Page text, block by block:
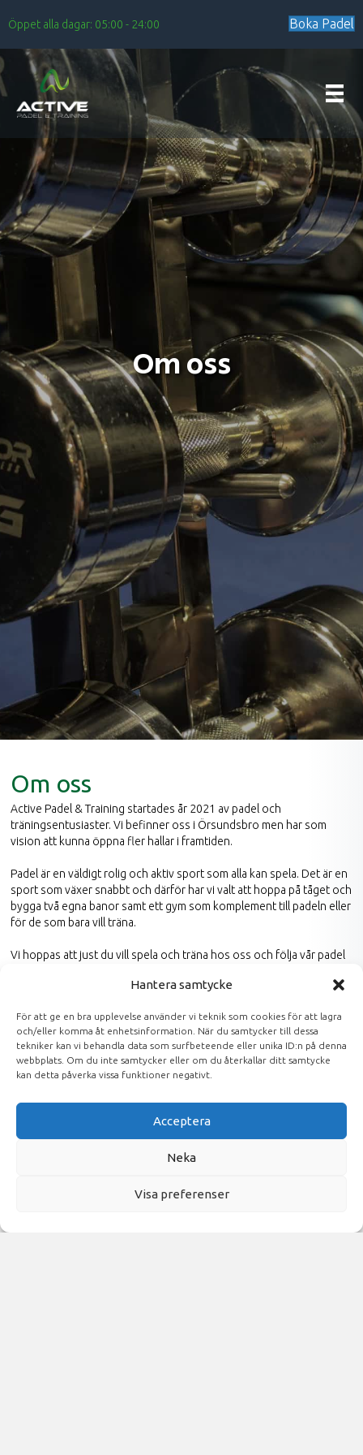
Hantera samtycke
För att ge en bra upplevelse använder vi teknik som cookies för att lagra
och/eller komma åt enhetsinformation. När du samtycker till dessa
tekniker kan vi behandla data som surfbeteende eller unika ID:n på denna
webbplats. Om du inte samtycker eller om du återkallar ditt samtycke
kan detta påverka vissa funktioner negativt.
Acceptera
Neka
Visa preferenser
Öppet alla dagar: 05:00 - 24:00 Boka Padel
Om oss
Om oss
Active Padel & Training startades år 2021 av padel och
träningsentusiaster. Vi befinner oss i Örsundsbro men har som
vision att kunna öppna fler hallar i framtiden.
Padel är en väldigt rolig och aktiv sport som alla kan spela. Det är en
sport som växer snabbt och därför har vi valt att hoppa på tåget och
bygga två egna banor samt ett gym som komplement till padeln eller
för de som bara vill träna.
Vi hoppas att just du vill spela och träna hos oss och följa vår padel
flöde där vi lägger ut information, uppdateringar, kampanjer etc.
Du hittar länkarna till både Facebook och Instagram längst ner på alla
sidor.